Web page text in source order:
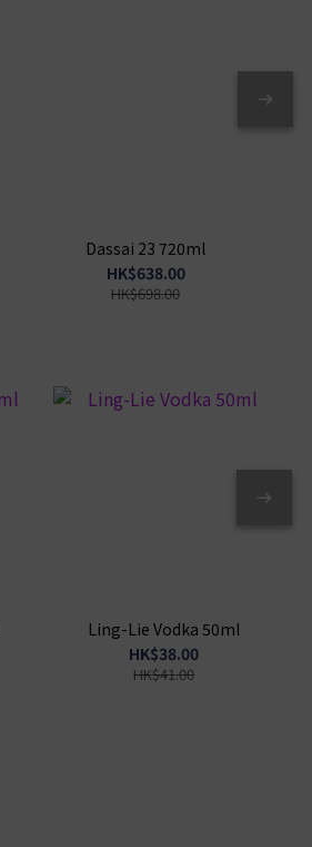
Dassai 23 720ml
HK$638.00
HK$698.00
Ling-Lie Vodka 50ml
HK$38.00
HK$41.00